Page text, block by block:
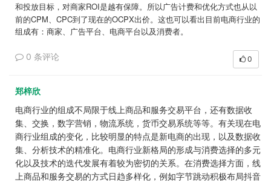
和投放目标，对商家ROI是越有保障。所以广告计费和优化方式也从以
前的CPM、 CPC到了现在的OCPX出价。这也可以看出目前电商行业的
组成有：商家、广告平台、电商平台以及消费者。
0 条评论 0
郑梓欣
电商行业的组成不局限于线上商品和服务交易平台，还有数据收
集、交换，数字营销，物流系统，货币交易系统等等。有关现在电
商行业组成的变化，比较明显的特点是新电商的出现，以及数据收
集、分析技术的精准化。电商行业新格局的形成与消费选择的多元
化以及技术的迭代发展有着较为密切的关系。在消费选择方面，线
上商品和服务交易的方式日趋多样化，例如字节跳动积极布局抖音